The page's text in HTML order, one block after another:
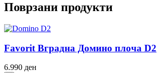
Поврзани продукти
Favorit Вградна Домино плоча D2
6.990 ден